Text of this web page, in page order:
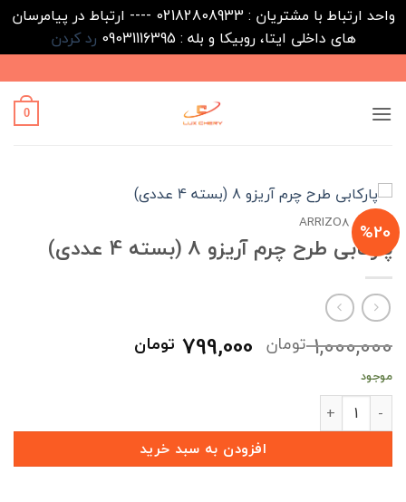
واحد ارتباط با مشتریان : 02182808933 ---- ارتباط در پیامرسان
های داخلی ایتا، روبیکا و بله : 09031116395
رد کردن
to
content
0
%20
خانه /
ARRIZO8
پارکابی طرح چرم آریزو 8 (بسته 4 عددی)
1,000,000 تومان قیمت
اصلی
799,000 تومان
موجود
پارکابی طرح چرم آریزو 8 (بسته 4 عددی) عدد
افزودن به سبد خرید